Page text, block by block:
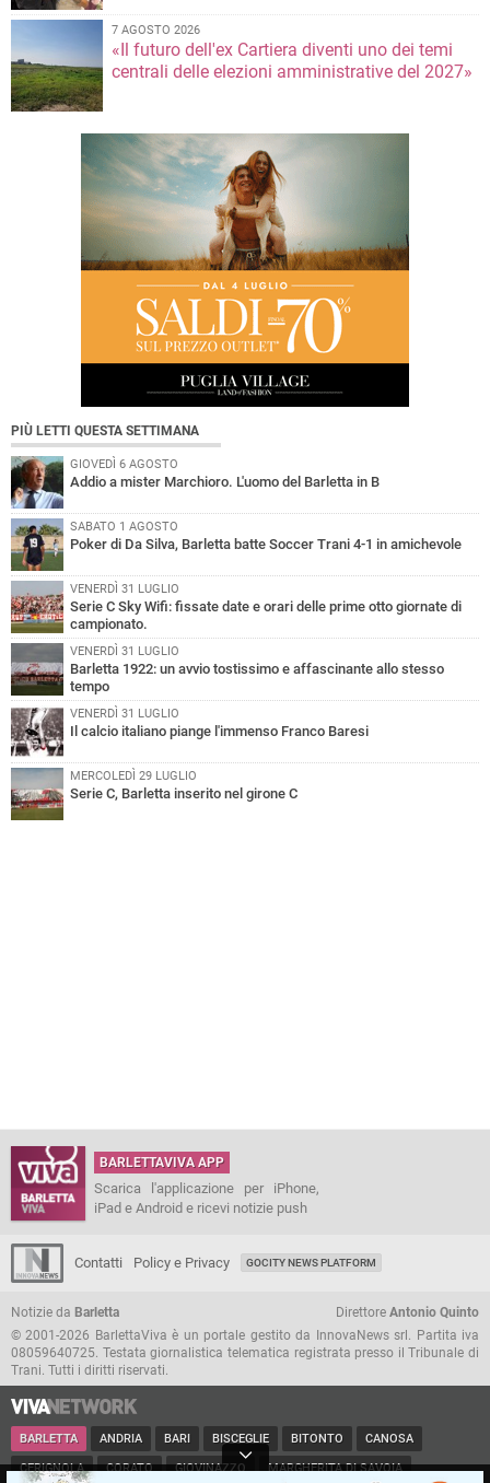
7 AGOSTO 2026
«Il futuro dell'ex Cartiera diventi uno dei temi
centrali delle elezioni amministrative del 2027»
PIÙ LETTI QUESTA SETTIMANA
GIOVEDÌ 6 AGOSTO
Addio a mister Marchioro. L'uomo del Barletta in B
SABATO 1 AGOSTO
Poker di Da Silva, Barletta batte Soccer Trani 4-1 in amichevole
VENERDÌ 31 LUGLIO
Serie C Sky Wifi: fissate date e orari delle prime otto giornate di
campionato.
VENERDÌ 31 LUGLIO
Barletta 1922: un avvio tostissimo e affascinante allo stesso
tempo
VENERDÌ 31 LUGLIO
Il calcio italiano piange l'immenso Franco Baresi
MERCOLEDÌ 29 LUGLIO
Serie C, Barletta inserito nel girone C
BARLETTAVIVA APP
Scarica l'applicazione per iPhone,
iPad e Android e ricevi notizie push
Contatti Policy e Privacy GOCITY NEWS PLATFORM
Notizie da Barletta Direttore Antonio Quinto
© 2001-2026 BarlettaViva è un portale gestito da InnovaNews srl. Partita iva
08059640725. Testata giornalistica telematica registrata presso il Tribunale di
Trani. Tutti i diritti riservati.
BARLETTA ANDRIA BARI BISCEGLIE BITONTO CANOSA
CERIGNOLA CORATO GIOVINAZZO MARGHERITA DI SAVOIA